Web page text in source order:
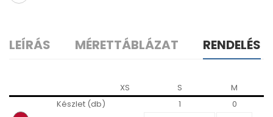
LEÍRÁS MÉRETTÁBLÁZAT RENDELÉS
XS S M
Készlet (db) 1
0